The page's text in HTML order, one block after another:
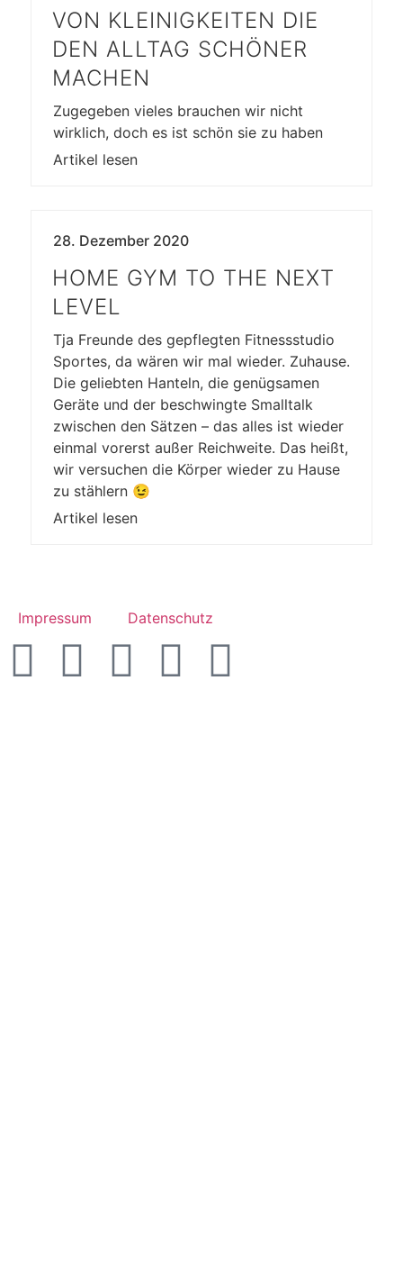
VON KLEINIGKEITEN DIE
DEN ALLTAG SCHÖNER
MACHEN
Zugegeben vieles brauchen wir nicht
wirklich, doch es ist schön sie zu haben
Artikel lesen
28. Dezember 2020
HOME GYM TO THE NEXT
LEVEL
Tja Freunde des gepflegten Fitnessstudio
Sportes, da wären wir mal wieder. Zuhause.
Die geliebten Hanteln, die genügsamen
Geräte und der beschwingte Smalltalk
zwischen den Sätzen – das alles ist wieder
einmal vorerst außer Reichweite. Das heißt,
wir versuchen die Körper wieder zu Hause
zu stählern 😉
Artikel lesen
Impressum Datenschutz